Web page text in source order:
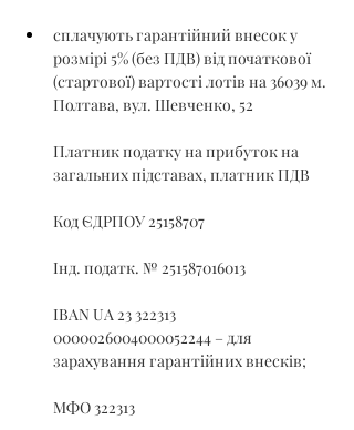
сплачують гарантійний внесок у
розмірі 5% (без ПДВ) від початкової
(стартової) вартості лотів на 36039 м.
Полтава, вул. Шевченко, 52
Платник податку на прибуток на
загальних підставах, платник ПДВ
Код ЄДРПОУ 25158707
Інд. податк. № 251587016013
IBAN UA 23 322313
0000026004000052244 – для
зарахування гарантійних внесків;
МФО 322313